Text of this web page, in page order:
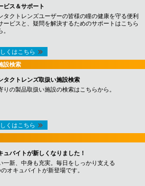
ビス＆サポート
タクトレンズユーザーの皆様の瞳の健康を守る便利
ービスと、疑問を解決するためのサポートはこちら
。
くはこちら
設検索
タクトレンズ取扱い施設検索
りの製品取扱い施設の検索はこちらから。
くはこちら
ュバイトが新しくなりました！
一新、中身も充実。毎日をしっかり支える
オキュバイトが新登場です。